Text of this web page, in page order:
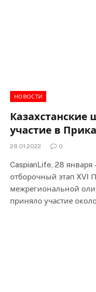
НОВОСТИ
участие в
28.01.2022 0
CaspianLife, 28
отборочный этап XVI
межрегиональной
приняло участие